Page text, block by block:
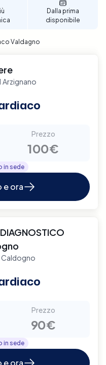
qualità.
Dalla prima
disponibile
Valdagno
Arzignano
Prezzo
100€
in sede
e ora
Caldogno
Prezzo
90€
in sede
e ora